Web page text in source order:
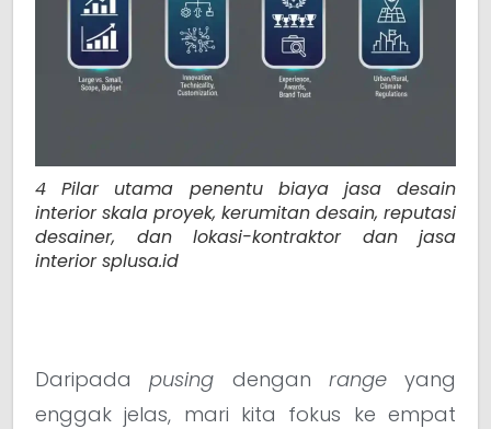
4 Pilar utama penentu biaya jasa desain
interior skala proyek, kerumitan desain, reputasi
desainer, dan lokasi-kontraktor dan jasa
interior splusa.id
Daripadapusing dengan rangeyang
enggak jelas, mari kita fokus ke empat